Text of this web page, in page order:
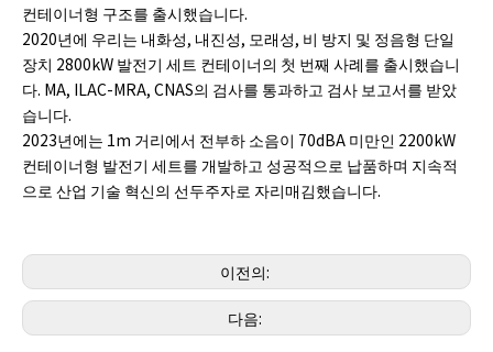
컨테이너형 구조를 출시했습니다.
2020년에 우리는 내화성, 내진성, 모래성, 비 방지 및 정음형 단일
장치 2800kW 발전기 세트 컨테이너의 첫 번째 사례를 출시했습니
다. MA, ILAC-MRA, CNAS의 검사를 통과하고 검사 보고서를 받았
습니다.
2023년에는 1m 거리에서 전부하 소음이 70dBA 미만인 2200kW
컨테이너형 발전기 세트를 개발하고 성공적으로 납품하며 지속적
으로 산업 기술 혁신의 선두주자로 자리매김했습니다.
이전의:
다음: